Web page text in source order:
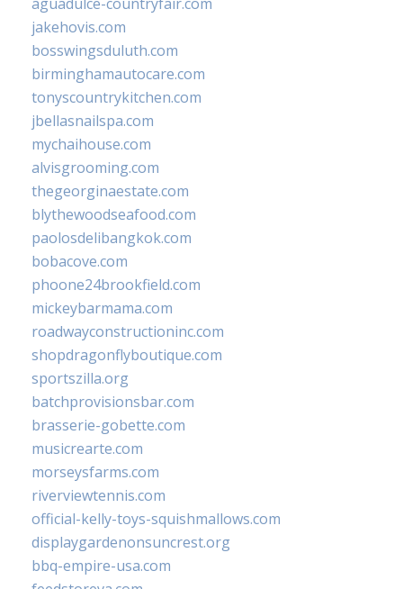
jakehovis.com
bosswingsduluth.com
birminghamautocare.com
tonyscountrykitchen.com
jbellasnailspa.com
mychaihouse.com
alvisgrooming.com
thegeorginaestate.com
blythewoodseafood.com
paolosdelibangkok.com
bobacove.com
phoone24brookfield.com
mickeybarmama.com
roadwayconstructioninc.com
shopdragonflyboutique.com
sportszilla.org
batchprovisionsbar.com
brasserie-gobette.com
musicrearte.com
morseysfarms.com
riverviewtennis.com
official-kelly-toys-squishmallows.com
displaygardenonsuncrest.org
bbq-empire-usa.com